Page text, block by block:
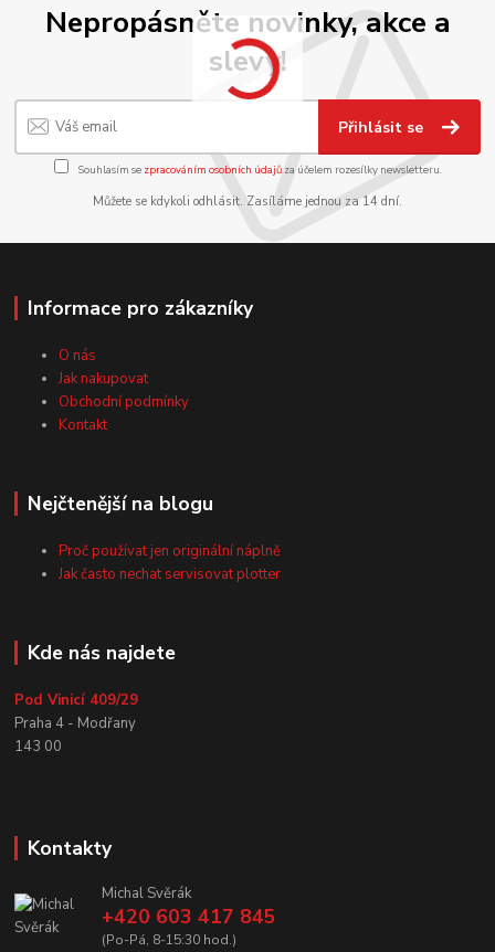
Nepropásněte novinky, akce a
slevy!
Přihlásit se
Souhlasím se zpracováním osobních údajůza účelem rozesílky newsletteru.
Můžete se kdykoli odhlásit. Zasíláme jednou za 14 dní.
Informace pro zákazníky
O nás
Jak nakupovat
Obchodní podmínky
Kontakt
Nejčtenější na blogu
Proč používat jen originální náplně
Jak často nechat servisovat plotter
Kde nás najdete
Pod Vinicí 409/29
Praha 4 - Modřany
143 00
Kontakty
Michal Svěrák
+420 603 417 845
(Po-Pá, 8-15:30 hod.)